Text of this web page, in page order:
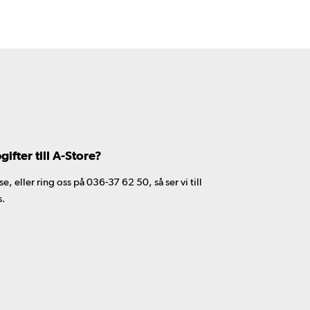
till A-Store?
eller ring oss på 036-37 62 50, så ser vi till